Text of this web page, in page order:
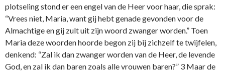
plotseling stond er een engel van de Heer voor haar, die sprak:
“Vrees niet, Maria, want gij hebt genade gevonden voor de
Almachtige en gij zult uit zijn woord zwanger worden.” Toen
Maria deze woorden hoorde begon zij bij zichzelf te twijfelen,
denkend: “Zal ik dan zwanger worden van de Heer, de levende
God, en zal ik dan baren zoals alle vrouwen baren?” 3 Maar de